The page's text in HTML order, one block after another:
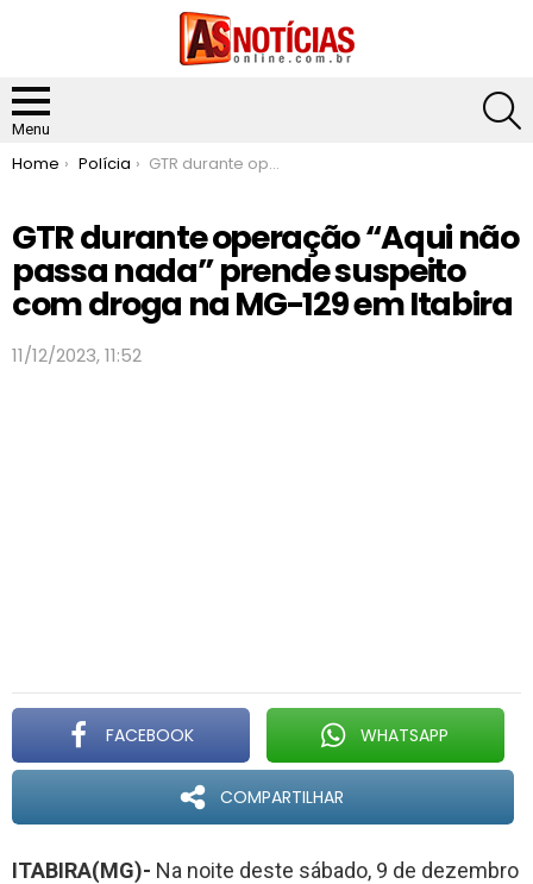
Menu
You are here:
Home Polícia GTR durante operação “Aqui não passa nada” prende suspeito com droga na MG-129 em Itabira
GTR durante operação “Aqui não
passa nada” prende suspeito
com droga na MG-129 em Itabira
11/12/2023, 11:52
FACEBOOK WHATSAPP
COMPARTILHAR
ITABIRA(MG)- Na noite deste sábado, 9 de dezembro